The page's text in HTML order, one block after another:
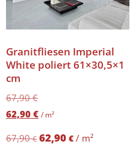
Granitfliesen Imperial
White poliert 61×30,5×1
cm
67,90€
62,90 € / m²
67,90€ 62,90 € / m²